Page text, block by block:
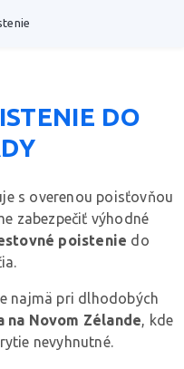
DO
s overenou poisťovňou
zabezpečiť výhodné
poistenie do
najmä pri dlhodobých
na Novom Zélande, kde
nevyhnutné.